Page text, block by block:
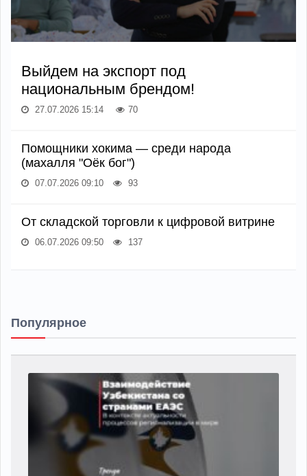
Выйдем на экспорт под
национальным брендом!
27.07.2026 15:14 70
Помощники хокима — среди народа
(махалля "Оёк бог")
07.07.2026 09:10 93
От складской торговли к цифровой витрине
06.07.2026 09:50 137
Популярное